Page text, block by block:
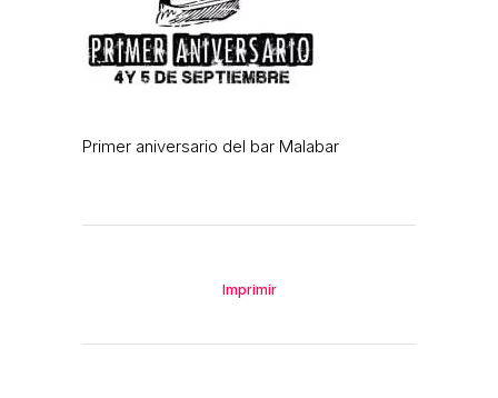
Primer aniversario del bar Malabar
Imprimir